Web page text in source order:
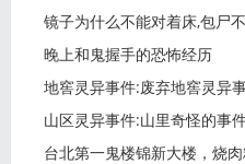
镜子为什么不能对着床,包尸
晚上和鬼握手的恐怖经历
地窖灵异事件:废弃地窖灵异
山区灵异事件:山里奇怪的事
台北第一鬼楼锦新大楼，烧